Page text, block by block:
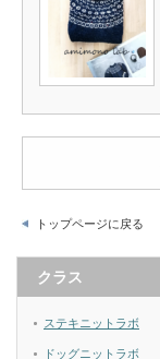
トップページに戻る
クラス
ステキニットラボ
ドッグニットラボ